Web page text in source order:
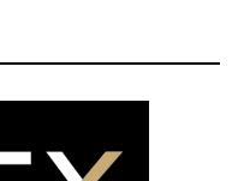
que tinha
6,3
graça, o